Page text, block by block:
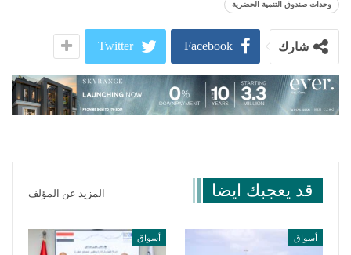
وحدات صندوق التنمية الحضرية
شارك Facebook
Twitter
قد يعجبك ايضا المزيد عن المؤلف
أسواق أسواق